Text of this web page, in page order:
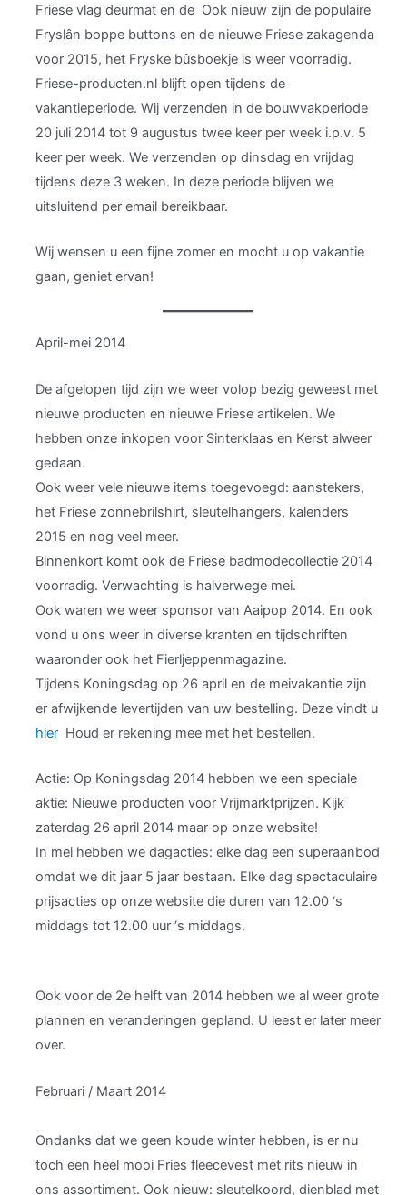
Friese vlag deurmat en de Ook nieuw zijn de populaire
Fryslân boppe buttons en de nieuwe Friese zakagenda
voor 2015, het Fryske bûsboekje is weer voorradig.
Friese-producten.nl blijft open tijdens de
vakantieperiode. Wij verzenden in de bouwvakperiode
20 juli 2014 tot 9 augustus twee keer per week i.p.v. 5
keer per week. We verzenden op dinsdag en vrijdag
tijdens deze 3 weken. In deze periode blijven we
uitsluitend per email bereikbaar.
Wij wensen u een fijne zomer en mocht u op vakantie
gaan, geniet ervan!
April-mei 2014
De afgelopen tijd zijn we weer volop bezig geweest met
nieuwe producten en nieuwe Friese artikelen. We
hebben onze inkopen voor Sinterklaas en Kerst alweer
gedaan.
Ook weer vele nieuwe items toegevoegd: aanstekers,
het Friese zonnebrilshirt, sleutelhangers, kalenders
2015 en nog veel meer.
Binnenkort komt ook de Friese badmodecollectie 2014
voorradig. Verwachting is halverwege mei.
Ook waren we weer sponsor van Aaipop 2014. En ook
vond u ons weer in diverse kranten en tijdschriften
waaronder ook het Fierljeppenmagazine.
Tijdens Koningsdag op 26 april en de meivakantie zijn
er afwijkende levertijden van uw bestelling. Deze vindt u
hierHoud er rekening mee met het bestellen.
Actie: Op Koningsdag 2014 hebben we een speciale
aktie: Nieuwe producten voor Vrijmarktprijzen. Kijk
zaterdag 26 april 2014 maar op onze website!
In mei hebben we dagacties: elke dag een superaanbod
omdat we dit jaar 5 jaar bestaan. Elke dag spectaculaire
prijsacties op onze website die duren van 12.00 ‘s
middags tot 12.00 uur ‘s middags.
Ook voor de 2e helft van 2014 hebben we al weer grote
plannen en veranderingen gepland. U leest er later meer
over.
Februari / Maart 2014
Ondanks dat we geen koude winter hebben, is er nu
toch een heel mooi Fries fleecevest met rits nieuw in
ons assortiment. Ook nieuw: sleutelkoord, dienblad met